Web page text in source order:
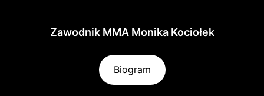
Zawodnik MMA Monika Kociołek
Biogram